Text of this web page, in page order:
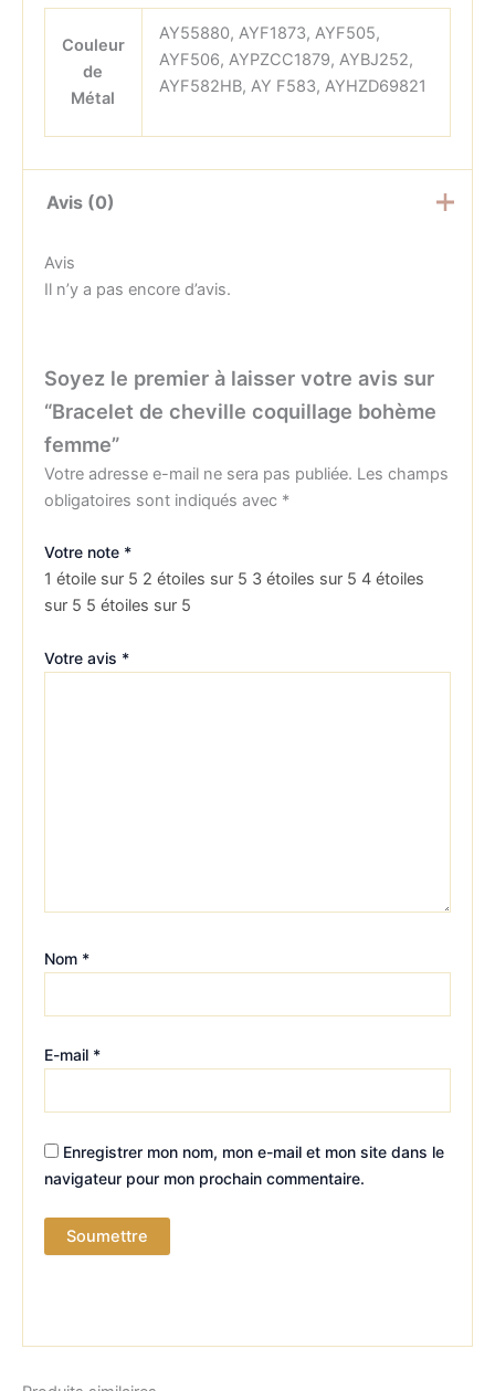
Couleur
de
Métal
AY55880, AYF1873, AYF505,
AYF506, AYPZCC1879, AYBJ252,
AYF582HB, AY F583, AYHZD69821
Avis (0)
Avis
Il n’y a pas encore d’avis.
Soyez le premier à laisser votre avis sur
“Bracelet de cheville coquillage bohème
femme”
Votre adresse e-mail ne sera pas publiée. Les champs
obligatoires sont indiqués avec *
Votre note *
1 étoile sur 5 2 étoiles sur 5 3 étoiles sur 5 4 étoiles
sur 5 5 étoiles sur 5
Votre avis *
Nom *
E-mail *
Enregistrer mon nom, mon e-mail et mon site dans le
navigateur pour mon prochain commentaire.